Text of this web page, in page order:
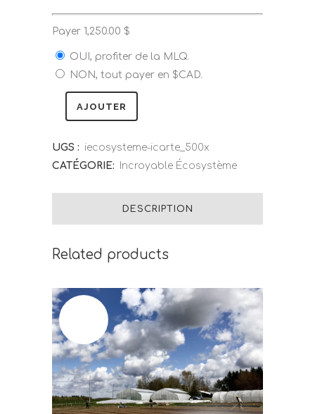
Payer 1,250.00 $
OUI, profiter de la MLQ.
NON, tout payer en $CAD.
AJOUTER
UGS : iecosysteme-icarte_500x
CATÉGORIE:
Incroyable Écosystème
DESCRIPTION
Related products